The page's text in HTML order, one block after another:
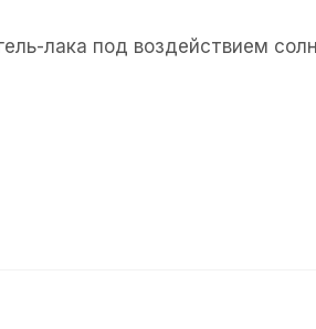
лака под воздействием